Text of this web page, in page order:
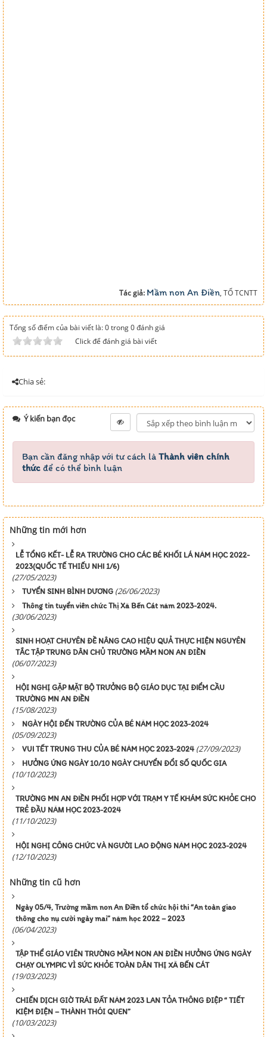
Tác giả: Mầm non An Điền, TỔ TCNTT
Tổng số điểm của bài viết là: 0 trong 0 đánh giá
Click để đánh giá bài viết
Chia sẻ:
Ý kiến bạn đọc
Bạn cần đăng nhập với tư cách là Thành viên chính
thức để có thể bình luận
Những tin mới hơn
LỄ TỔNG KẾT- LỄ RA TRƯỜNG CHO CÁC BÉ KHỐI LÁ NĂM HỌC 2022-
2023(QUỐC TẾ THIẾU NHI 1/6)
(27/05/2023)
TUYỂN SINH BÌNH DƯƠNG (26/06/2023)
Thông tin tuyển viên chức Thị Xã Bến Cát năm 2023-2024.
(30/06/2023)
SINH HOẠT CHUYÊN ĐỀ NÂNG CAO HIỆU QUẢ THỰC HIỆN NGUYÊN
TẮC TẬP TRUNG DÂN CHỦ TRƯỜNG MẦM NON AN ĐIỀN
(06/07/2023)
HỘI NGHỊ GẶP MẶT BỘ TRƯỞNG BỘ GIÁO DỤC TẠI ĐIỂM CẦU
TRƯỜNG MN AN ĐIỀN
(15/08/2023)
NGÀY HỘI ĐẾN TRƯỜNG CỦA BÉ NĂM HỌC 2023-2024
(05/09/2023)
VUI TẾT TRUNG THU CỦA BÉ NĂM HỌC 2023-2024 (27/09/2023)
HƯỞNG ỨNG NGÀY 10/10 NGÀY CHUYỂN ĐỔI SỐ QUỐC GIA
(10/10/2023)
TRƯỜNG MN AN ĐIỀN PHỐI HỢP VỚI TRẠM Y TẾ KHÁM SỨC KHỎE CHO
TRẺ ĐẦU NĂM HỌC 2023-2024
(11/10/2023)
HỘI NGHỊ CÔNG CHỨC VÀ NGƯỜI LAO ĐỘNG NĂM HỌC 2023-2024
(12/10/2023)
Những tin cũ hơn
Ngày 05/4, Trường mầm non An Điền tổ chức hội thi “An toàn giao
thông cho nụ cười ngày mai” năm học 2022 – 2023
(06/04/2023)
TẬP THỂ GIÁO VIÊN TRƯỜNG MẦM NON AN ĐIỀN HƯỞNG ỨNG NGÀY
CHẠY OLYMPIC VÌ SỨC KHỎE TOÀN DÂN THỊ XÃ BẾN CÁT
(19/03/2023)
CHIẾN DỊCH GIỜ TRÁI ĐẤT NĂM 2023 LAN TỎA THÔNG ĐIỆP “ TIẾT
KIỆM ĐIỆN – THÀNH THÓI QUEN”
(10/03/2023)